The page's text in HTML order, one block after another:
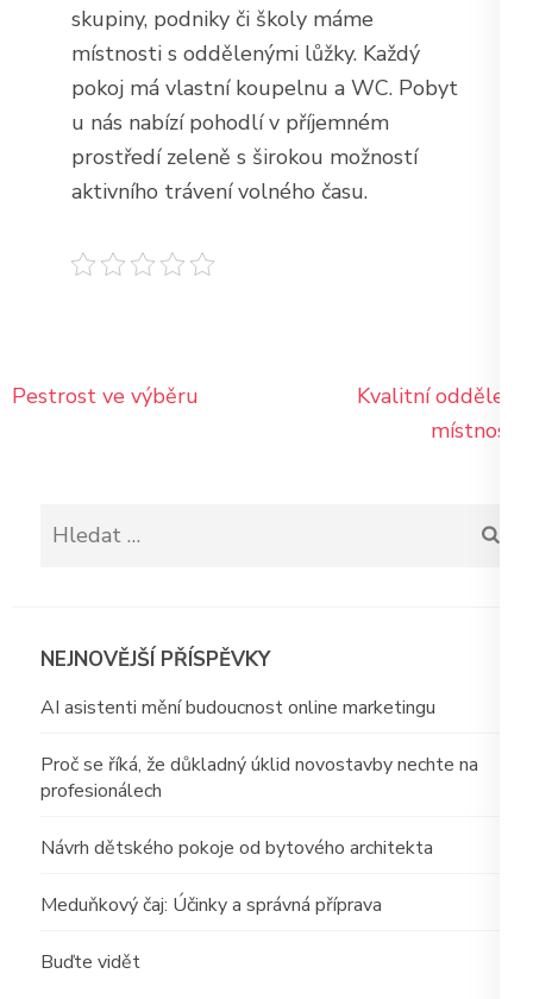
skupiny, podniky či školy máme
místnosti s oddělenými lůžky. Každý
pokoj má vlastní koupelnu a WC. Pobyt
u nás nabízí pohodlí v příjemném
prostředí zeleně s širokou možností
aktivního trávení volného času.
Navigace
Pestrost ve výběru
Kvalitní oddělení
místností
Vyhledávání
NEJNOVĚJŠÍ PŘÍSPĚVKY
AI asistenti mění budoucnost online marketingu
Proč se říká, že důkladný úklid novostavby nechte na
profesionálech
Návrh dětského pokoje od bytového architekta
Meduňkový čaj: Účinky a správná příprava
Buďte vidět